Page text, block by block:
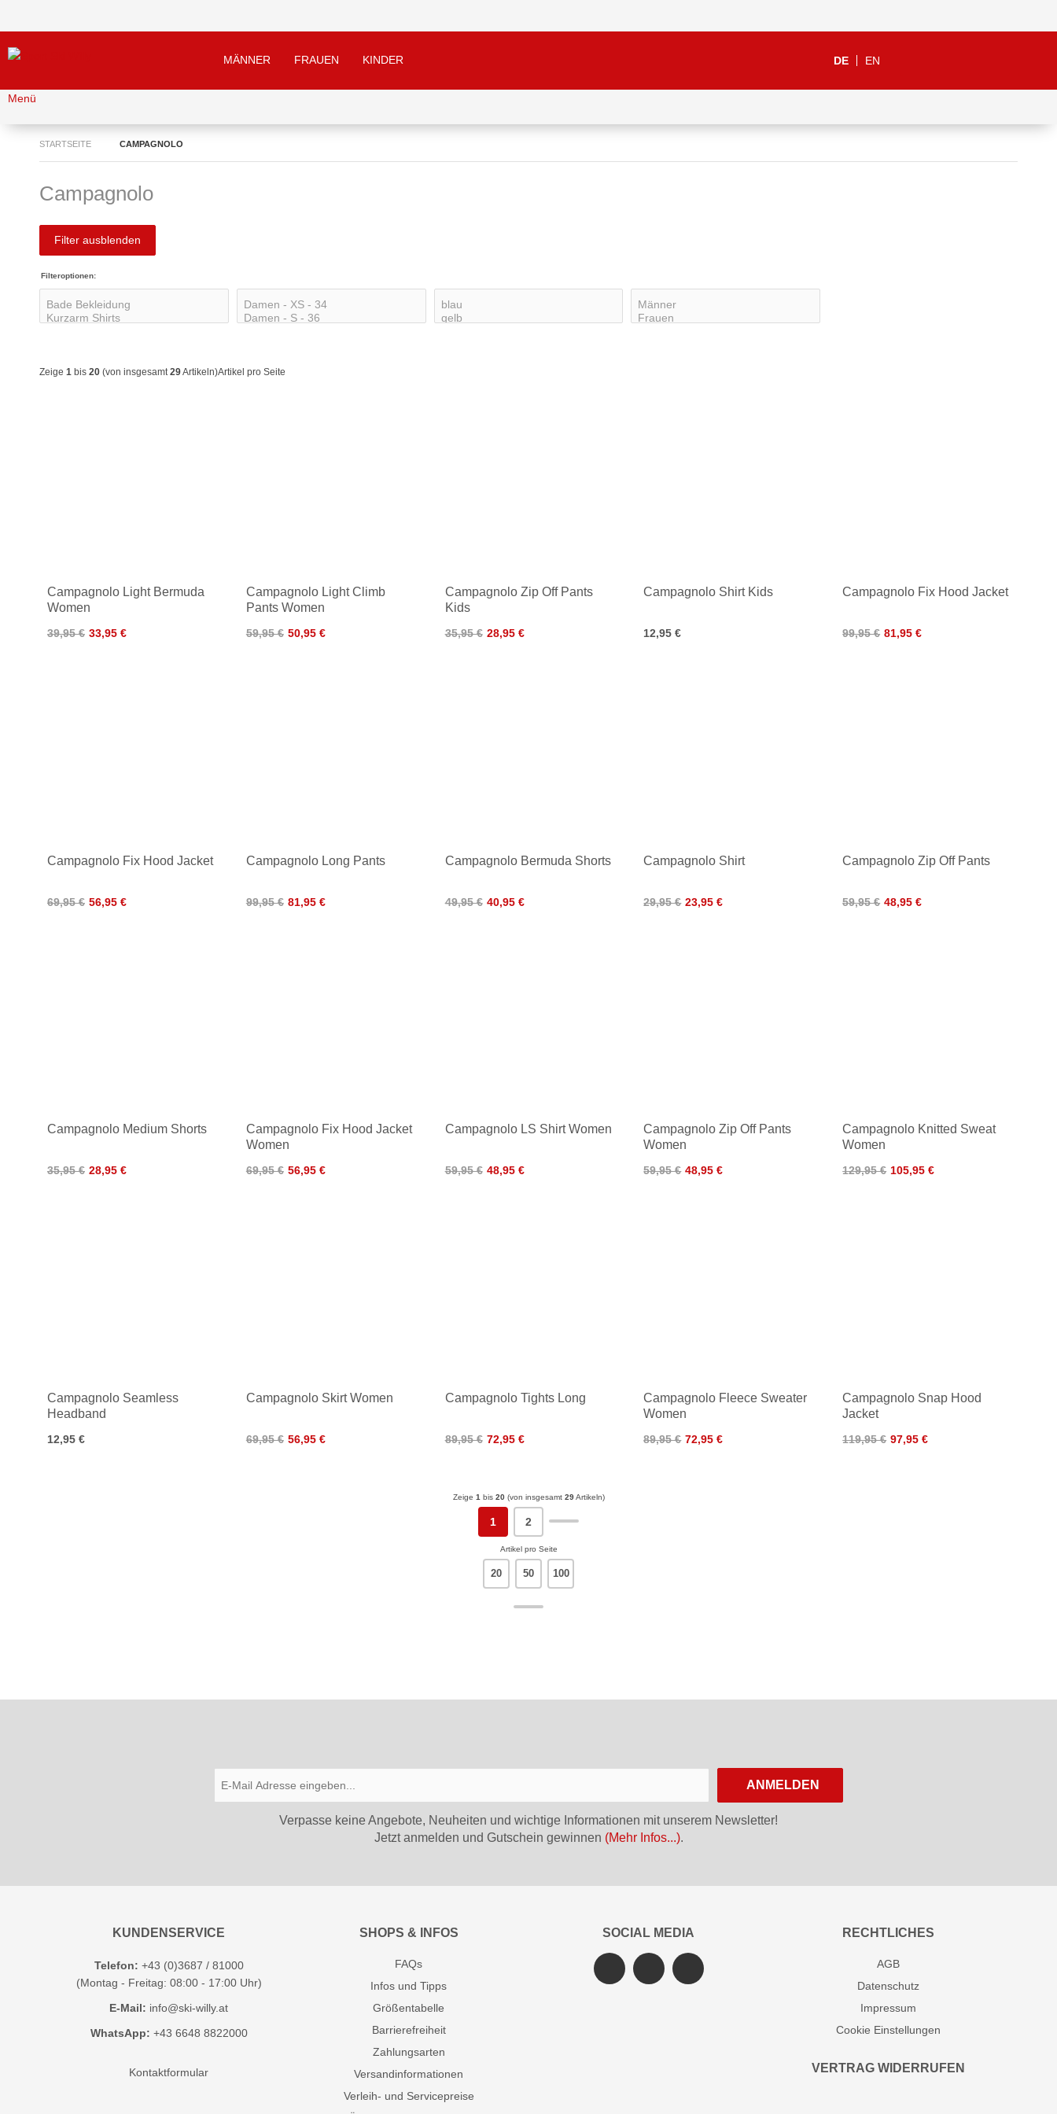
MÄNNER FRAUEN KINDER DE EN
Menü
STARTSEITE CAMPAGNOLO
Campagnolo
Filter ausblenden
Filteroptionen:
Zeige 1 bis 20 (von insgesamt29Artikeln)Artikel pro Seite
Campagnolo Light Bermuda
Women
39,95 € 33,95 €
Campagnolo Light Climb
Pants Women
59,95 € 50,95 €
Campagnolo Zip Off Pants
Kids
35,95 € 28,95 €
Campagnolo Shirt Kids
12,95 €
Campagnolo Fix Hood Jacket
99,95 € 81,95 €
Campagnolo Fix Hood Jacket
69,95 € 56,95 €
Campagnolo Long Pants
99,95 € 81,95 €
Campagnolo Bermuda Shorts
49,95 € 40,95 €
Campagnolo Shirt
29,95 € 23,95 €
Campagnolo Zip Off Pants
59,95 € 48,95 €
Campagnolo Medium Shorts
35,95 € 28,95 €
Campagnolo Fix Hood Jacket
Women
69,95 € 56,95 €
Campagnolo LS Shirt Women
59,95 € 48,95 €
Campagnolo Zip Off Pants
Women
59,95 € 48,95 €
Campagnolo Knitted Sweat
Women
129,95 € 105,95 €
Campagnolo Seamless
Headband
12,95 €
Campagnolo Skirt Women
69,95 € 56,95 €
Campagnolo Tights Long
89,95 € 72,95 €
Campagnolo Fleece Sweater
Women
89,95 € 72,95 €
Campagnolo Snap Hood
Jacket
119,95 € 97,95 €
Zeige 1 bis 20(von insgesamt 29Artikeln)
1 2
Artikel pro Seite
20 50 100
ANMELDEN
Verpasse keine Angebote, Neuheiten und wichtige Informationen mit unserem Newsletter!
Jetzt anmelden und Gutschein gewinnen (Mehr Infos...).
KUNDENSERVICE
Telefon: +43 (0)3687 / 81000
(Montag - Freitag: 08:00 - 17:00 Uhr)
E-Mail: info@ski-willy.at
WhatsApp: +43 6648 8822000
Kontaktformular
SHOPS & INFOS
FAQs
Infos und Tipps
Größentabelle
Barrierefreiheit
Zahlungsarten
Versandinformationen
Verleih- und Servicepreise
SOCIAL MEDIA RECHTLICHES
AGB
Datenschutz
Impressum
Cookie Einstellungen
VERTRAG WIDERRUFEN